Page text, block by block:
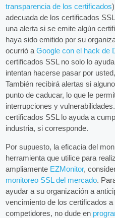
transparencia de los certificados
adecuada de los certificados
una alerta si se emite algún
haya sido emitido por su
ocurrió aGoogle con el hack de
certificados SSL no solo lo
intentan hacerse pasar por
También recibirá alertas si
punto de caducar, lo que le
interrupciones y
certificados SSL lo ayuda a
industria, si corresponde.
Por supuesto, la eficacia del
herramienta que utilice para
ampliamente EZMonitor,
monitoreo SSL del mercado.
ayudar a su organización a
vencimiento de los certificados
competidores, no dude en